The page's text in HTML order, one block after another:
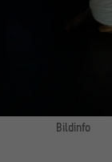
Bildinfo